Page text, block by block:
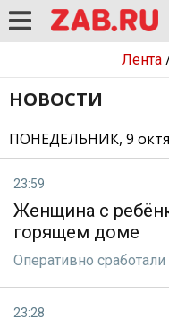
Лента
НОВОСТИ
ПОНЕДЕЛЬНИК, 9
23:59
Женщина с
горящем доме
Оперативно
23:28